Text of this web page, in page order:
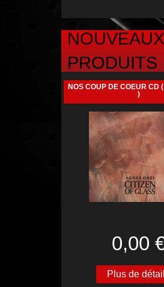
NOUVEAUX
PRODUITS
NOS COUP DE COEUR CD
)
0,00
Plus de